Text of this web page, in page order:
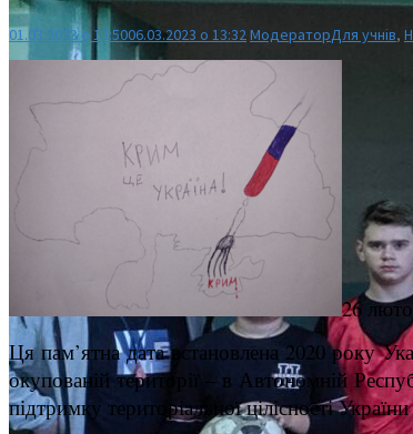
01.03.2023 о 12:5006.03.2023 о 13:32МодераторДля учнів,
26
Ця пам’ятна дата встановлена 2020 року
окупованій території – в Автономній
підтримку територіальної цілісності